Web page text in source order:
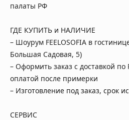
палаты РФ
ГДЕ КУПИТЬ и НАЛИЧИЕ
– Шоурум FEELOSOFIA в
Большая Садовая, 5)
– Оформить заказ с доставкой
оплатой после примерки
– Изготовление под заказ, срок
СЕРВИС